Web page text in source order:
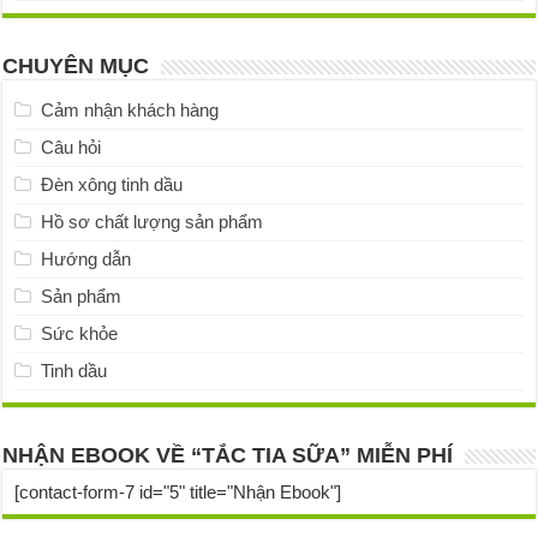
CHUYÊN MỤC
Cảm nhận khách hàng
Câu hỏi
Đèn xông tinh dầu
Hồ sơ chất lượng sản phẩm
Hướng dẫn
Sản phẩm
Sức khỏe
Tinh dầu
NHẬN EBOOK VỀ “TẮC TIA SỮA” MIỄN PHÍ
[contact-form-7 id="5" title="Nhận Ebook"]